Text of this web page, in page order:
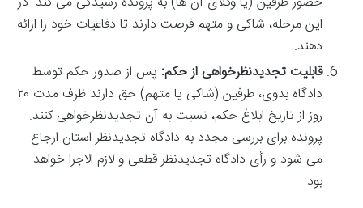
این مرحله، شاکی و متهم فرصت دارند تا دفاعیات خود را ارائه
دهند.
قابلیت تجدیدنظرخواهی از حکم: پس از صدور حکم توسط
دادگاه بدوی، طرفین (شاکی یا متهم) حق دارند ظرف مدت ۲۰
روز از تاریخ ابلاغ حکم، نسبت به آن تجدیدنظرخواهی کنند.
پرونده برای بررسی مجدد به دادگاه تجدیدنظر استان ارجاع
می شود و رأی دادگاه تجدیدنظر قطعی و لازم الاجرا خواهد
بود.